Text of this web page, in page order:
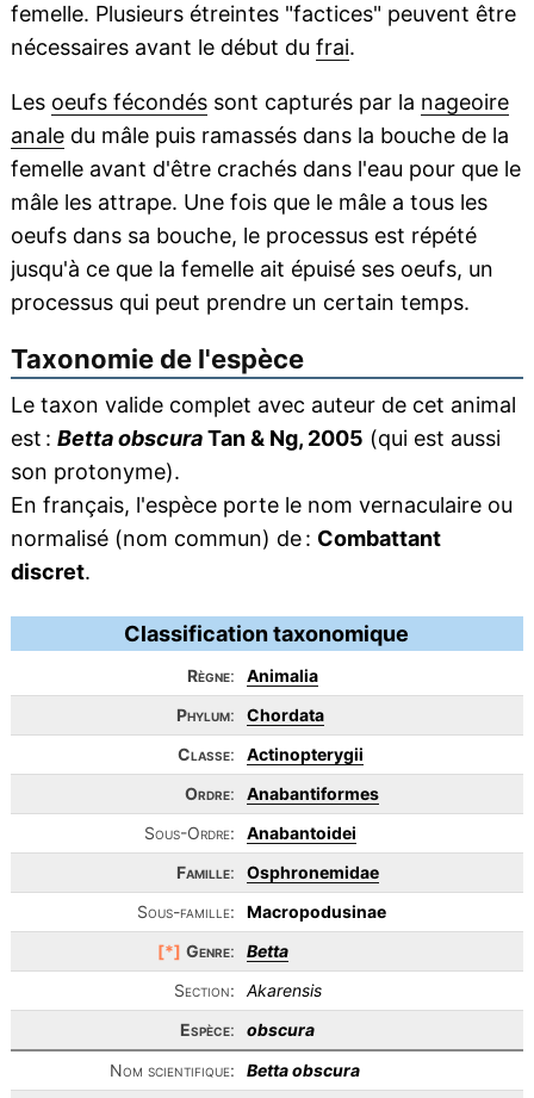
femelle. Plusieurs étreintes "factices" peuvent être
nécessaires avant le début du frai.
Les oeufs fécondéssont capturés par la nageoire
analedu mâle puis ramassés dans la bouche de la
femelle avant d'être crachés dans l'eau pour que le
mâle les attrape. Une fois que le mâle a tous les
oeufs dans sa bouche, le processus est répété
jusqu'à ce que la femelle ait épuisé ses oeufs, un
processus qui peut prendre un certain temps.
Taxonomie de l'espèce
Le taxon valide complet avec auteur de cet animal
est : Betta obscuraTan & Ng, 2005 (qui est aussi
son protonyme).
En français, l'espèce porte le nom vernaculaire ou
normalisé (nom commun) de : Combattant
discret.
Classification taxonomique
Règne:
Animalia
Phylum:
Chordata
Classe:
Actinopterygii
Ordre:
Anabantiformes
Sous-Ordre:
Anabantoidei
Famille:
Osphronemidae
Sous-famille:
Macropodusinae
[*] Genre:
Betta
Section:
Akarensis
Espèce:
obscura
Nom scientifique:
Betta obscura